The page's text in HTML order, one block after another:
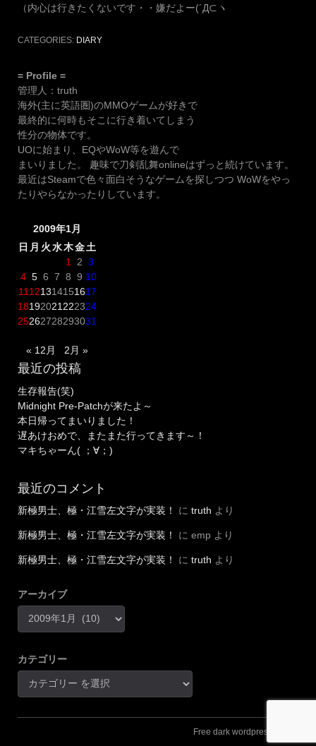
（内心は行きたくないです・・嫌だよー(´Д⊂ヽ
CATEGORIES: DIARY
= Profile =
管理人：truth
海外(主に英語圏)のMMOゲームが好きで
最終的に何時もそこに行き着いてしまう
性分の物体です。
UOに始まり、EQやWoW等を遊んで
まいりました。 趣味で刀剣乱舞onlineはずっと続けています。
最近はSteamで色々面白そうなゲームを探しつつ WoWをやっ
たりやらなかったりしています。
2009年1月
日 月 火水木金土
1
2 3
4 5 6 7 8 9 10
11 121314151617
18192021 222324
25262728293031
« 12月 2月 »
最近の投稿
生存報告(笑)
Midnight Pre-Patchが来たよ～
本日帰ってまいりました！
遅あけおめで、またまた行ってきます～！
マキちゃーん( ；∀；)
最近のコメント
新極男士、極・江雪左文字が実装！ に truth より
新極男士、極・江雪左文字が実装！ に emp より
新極男士、極・江雪左文字が実装！ に truth より
アーカイブ
カテゴリー
Free dark wordpress theme